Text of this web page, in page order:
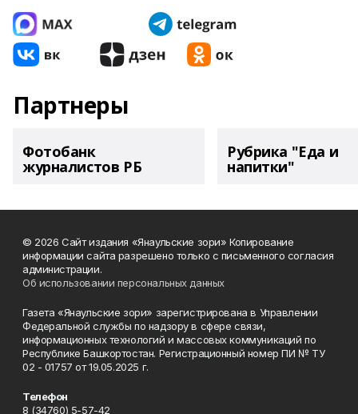
Партнеры
Фотобанк
журналистов РБ
Рубрика "Еда и
напитки"
© 2026 Сайт издания «Янаульские зори» Копирование
информации сайта разрешено только с письменного согласия
администрации.
Об использовании персональных данных
Газета «Янаульские зори» зарегистрирована в Управлении
Федеральной службы по надзору в сфере связи,
информационных технологий и массовых коммуникаций по
Республике Башкортостан. Регистрационный номер ПИ № ТУ
02 - 01757 от 19.05.2025 г.
Телефон
8 (34760) 5-57-42